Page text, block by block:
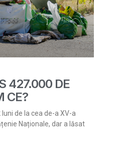
427.000 DE
CE?
de la cea de-a XV-a
Naționale, dar a lăsat